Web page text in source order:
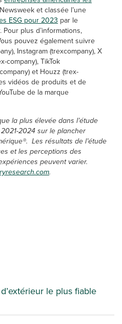
le plus fiable
et classée l’une
ESG pour 2023 par le
Pour plus d’informations,
pouvez également suivre
Instagram (trexcompany), X
company), TikTok
et Houzz (trex-
vidéos de produits et de
de la marque
la plus élevée dans l’étude
2024 sur le plancher
Les résultats de l’étude
et les perceptions des
peuvent varier.
.